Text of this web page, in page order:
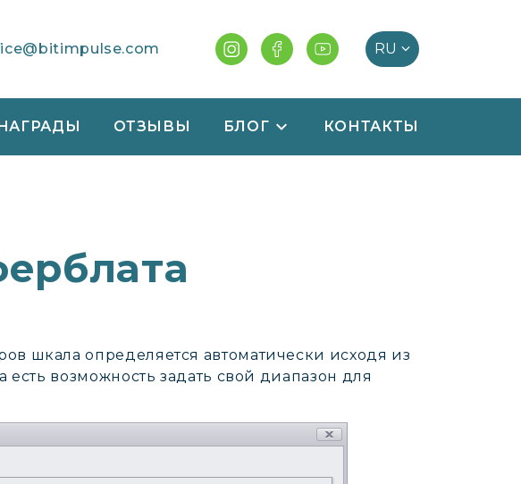
ОТЗЫВЫ БЛОГ КОНТАКТЫ
шкала определяется автоматически исходя из
есть возможность задать свой диапазон для